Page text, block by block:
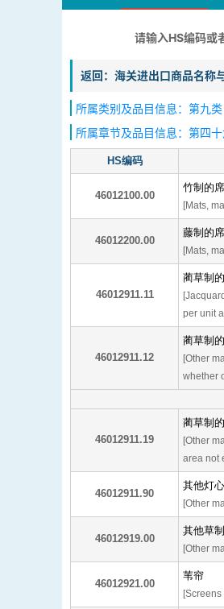
请输入HS编码或
返回：海关进出口商品名称
所属类别及品目信息：第九
所属章节及品目信息：第四
HS编码
46012100.00
竹制的
[Mats,
46012200.00
藤制的
[Mats,
46012911.11
蔺草制
per unit
46012911.12
蔺草制
[Other
whether
46012911.19
蔺草制
[Other
area not
46012911.90
其他灯
[Other
46012919.00
其他草
[Other
46012921.00
苇帘